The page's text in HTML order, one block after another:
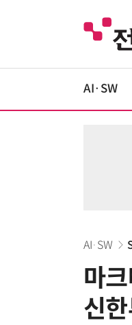
AI·SW
AI·SW
마
신